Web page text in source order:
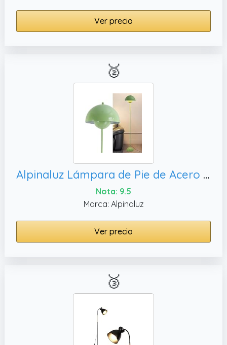
Ver precio
🥈
Alpinaluz Lámpara de Pie de Acero con Pantalla Abovedada – Estilo Moderno, Dormitorio o Comedor (Verde)
Nota: 9.5
Marca: Alpinaluz
Ver precio
🥉